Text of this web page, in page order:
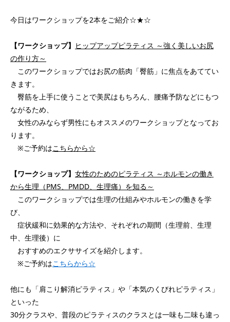
今日はワークショップを2本をご紹介☆★☆
【ワークショップ】
ヒップアップピラティス ～強く美しいお尻
の作り方～
このワークショップではお尻の筋肉「臀筋」に焦点をあててい
きます。
臀筋を上手に使うことで美尻はもちろん、腰痛予防などにもつ
ながるため、
女性のみならず男性にもオススメのワークショップとなってお
ります。
※ご予約はこちらから☆
【ワークショップ】 女性のためのピラティス ～ホルモンの働き
から生理（PMS、PMDD、生理痛）を知る～
このワークショップでは生理の仕組みやホルモンの働きを学
び、
症状緩和に効果的な方法や、それぞれの期間（生理前、生理
中、生理後）に
おすすめのエクササイズを紹介します。
※ご予約はこちらから☆
他にも「肩こり解消ピラティス」や「本気のくびれピラティス」
といった
30分クラスや、普段のピラティスのクラスとは一味も二味も違っ